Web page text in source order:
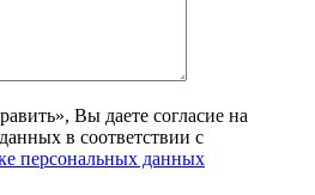
Вы даете согласие на
в соответствии с
персональных данных